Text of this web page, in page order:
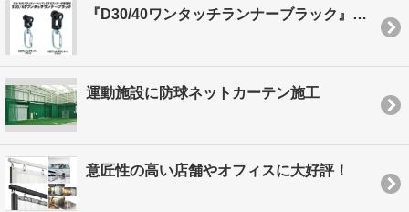
『D30/40ワンタッチランナーブラック』が新登場！
運動施設に防球ネットカーテン施工
意匠性の高い店舗やオフィスに大好評！